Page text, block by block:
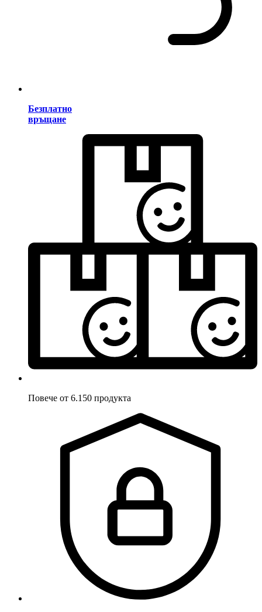
Безплатно
връщане
Повече от 6.150 продукта